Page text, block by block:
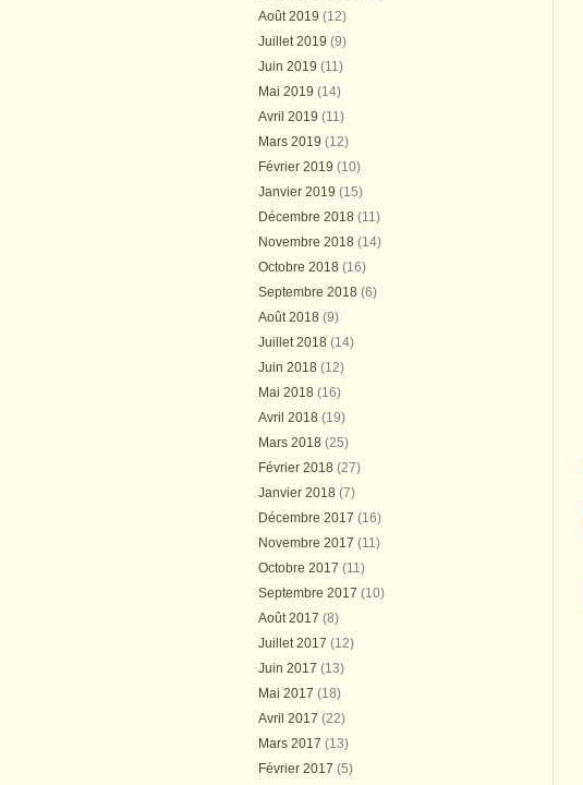
Août 2019 (12)
Juillet 2019 (9)
Juin 2019 (11)
Mai 2019 (14)
Avril 2019 (11)
Mars 2019 (12)
Février 2019 (10)
Janvier 2019 (15)
Décembre 2018 (11)
Novembre 2018 (14)
Octobre 2018 (16)
Septembre 2018 (6)
Août 2018 (9)
Juillet 2018 (14)
Juin 2018 (12)
Mai 2018 (16)
Avril 2018 (19)
Mars 2018 (25)
Février 2018 (27)
Janvier 2018 (7)
Décembre 2017 (16)
Novembre 2017 (11)
Octobre 2017 (11)
Septembre 2017 (10)
Août 2017 (8)
Juillet 2017 (12)
Juin 2017 (13)
Mai 2017 (18)
Avril 2017 (22)
Mars 2017 (13)
Février 2017 (5)